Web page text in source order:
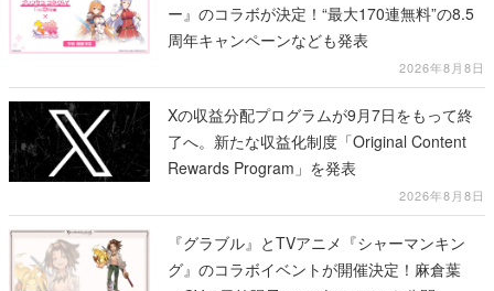
ー』のコラボが決定！“最大170連無料”の8.5
周年キャンペーンなども発表
2026年8月8日
Xの収益分配プログラムが9月7日をもって終
了へ。新たな収益化制度「Original Content
Rewards Program」を発表
2026年8月8日
『グラブル』とTVアニメ『シャーマンキン
グ』のコラボイベントが開催決定！麻倉葉